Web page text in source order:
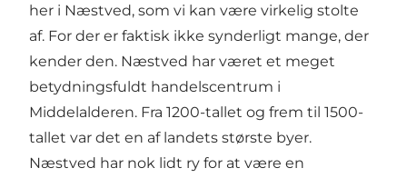
her i Næstved, som vi kan være virkelig stolte
af. For der er faktisk ikke synderligt mange, der
kender den. Næstved har været et meget
betydningsfuldt handelscentrum i
Middelalderen. Fra 1200-tallet og frem til 1500-
tallet var det en af landets største byer.
Næstved har nok lidt ry for at være en